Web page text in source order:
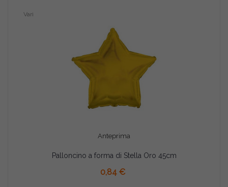
Anteprima
Vari
Palloncino a forma di Stella Oro 45cm
0,84 €